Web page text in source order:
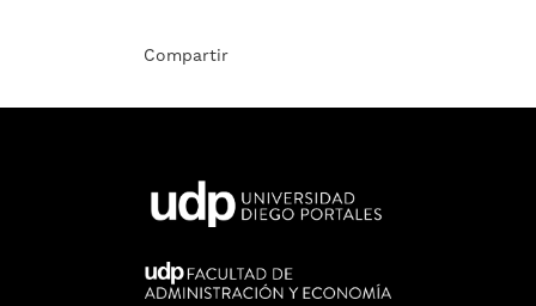
Compartir